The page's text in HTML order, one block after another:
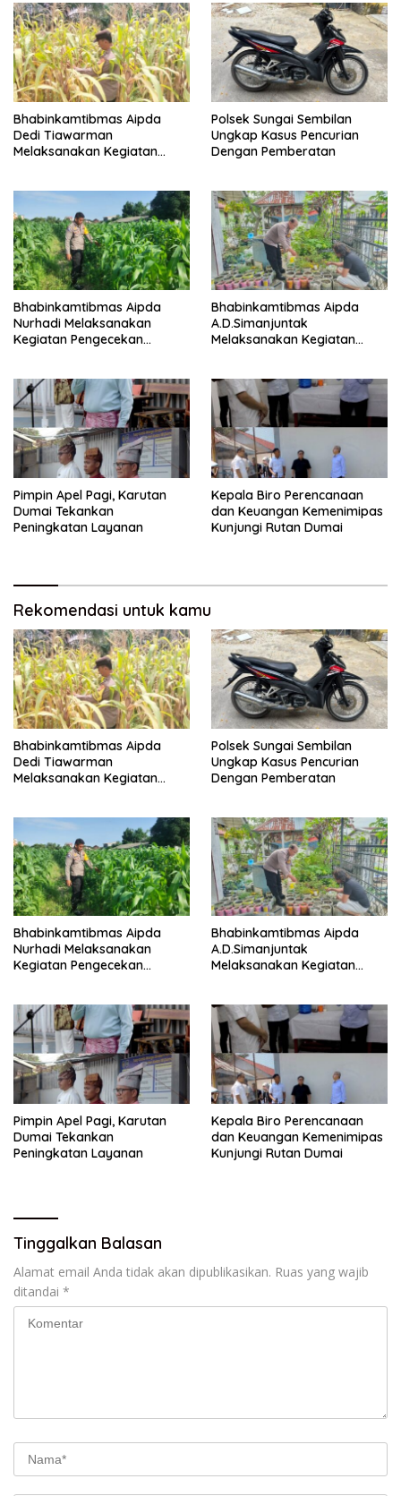
Bhabinkamtibmas Aipda
Dedi Tiawarman
Melaksanakan Kegiatan
Polsek Sungai Sembilan
Ungkap Kasus Pencurian
Dengan Pemberatan
Bhabinkamtibmas Aipda
Nurhadi Melaksanakan
Kegiatan Pengecekan
Jagung Pipil
Bhabinkamtibmas Aipda
A.D.Simanjuntak
Melaksanakan Kegiatan
Pimpin Apel Pagi, Karutan
Dumai Tekankan
Peningkatan Layanan
Kepala Biro Perencanaan
dan Keuangan Kemenimipas
Kunjungi Rutan Dumai
Rekomendasi untuk kamu
Bhabinkamtibmas Aipda
Dedi Tiawarman
Melaksanakan Kegiatan
Polsek Sungai Sembilan
Ungkap Kasus Pencurian
Dengan Pemberatan
Bhabinkamtibmas Aipda
Nurhadi Melaksanakan
Kegiatan Pengecekan
Jagung Pipil
Bhabinkamtibmas Aipda
A.D.Simanjuntak
Melaksanakan Kegiatan
Pimpin Apel Pagi, Karutan
Dumai Tekankan
Peningkatan Layanan
Kepala Biro Perencanaan
dan Keuangan Kemenimipas
Kunjungi Rutan Dumai
Tinggalkan Balasan
Alamat email Anda tidak akan dipublikasikan. Ruas yang wajib
ditandai *